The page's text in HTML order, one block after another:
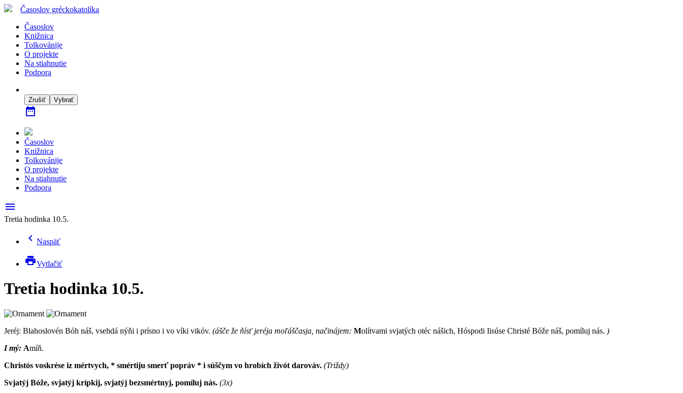
Časoslov gréckokatolíka
Časoslov
Knižnica
Tolkovánije
O projekte
Na stiahnutie
Podpora
Zrušiť Vybrať
date_range
Časoslov
Knižnica
Tolkovánije
O projekte
Na stiahnutie
Podpora
menu
Tretia hodinka 10.5.
chevron_left Naspäť
printVytlačiť
Tretia hodinka 10.5.
Jeréj: Blahoslovén Bóh náš, vsehdá nýňi i prísno i vo víki vikóv. (ášče že ňísť jeréja moľáščasja, načinájem: Molítvami svjatých otéc nášich, Hóspodi Iisúse Christé Bóže náš, pomíluj nás. )
I mý: Amíň.
Christós voskrése iz mértvych, * smértiju smerť popráv * i súščym vo hrobích živót darováv. (Triždy)
Svjatýj Bóže, svjatýj krípkij, svjatýj bezsmértnyj, pomíluj nás. (3x)